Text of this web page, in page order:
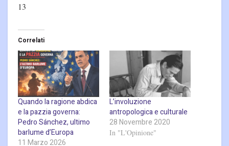
13
Correlati
Quando la ragione abdica
e la pazzia governa:
Pedro Sánchez, ultimo
barlume d’Europa
11 Marzo 2026
L’involuzione
antropologica e culturale
28 Novembre 2020
In "L'Opinione"